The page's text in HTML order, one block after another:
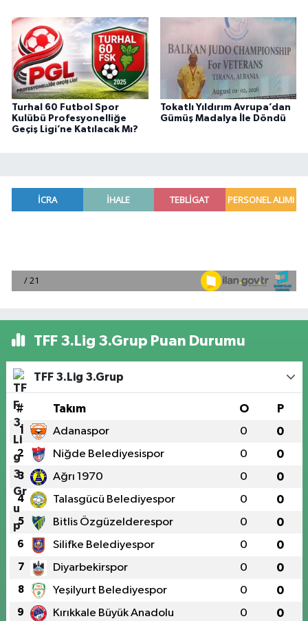
Turhal 60 Futbol Spor
Kulübü Profesyonelliğe
Geçiş Ligi’ne Katılacak Mı?
Tokatlı Yıldırım Avrupa’dan
Gümüş Madalya İle Döndü
TFF 3.Lig 3.Grup Puan Durumu
TFF 3.Lig 3.Grup
# Takım O P
1 Adanaspor 0 0
2 Niğde Belediyesispor 0 0
3 Ağrı 1970 0 0
4 Talasgücü Belediyespor 0 0
5 Bitlis Özgüzelderespor 0 0
6 Silifke Belediyespor 0 0
7 Diyarbekirspor 0 0
8 Yeşilyurt Belediyespor 0 0
9 Kırıkkale Büyük Anadolu 0 0